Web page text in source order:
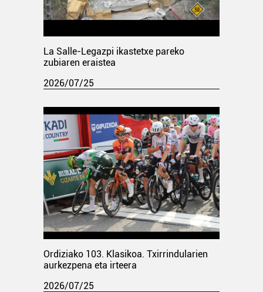
La Salle-Legazpi ikastetxe pareko
zubiaren eraistea
2026/07/25
Ordiziako 103. Klasikoa. Txirrindularien
aurkezpena eta irteera
2026/07/25